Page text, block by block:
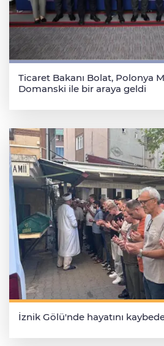
Ticaret Bakanı Bolat, Polonya
Domanski ile bir araya geldi
İznik Gölü'nde hayatını